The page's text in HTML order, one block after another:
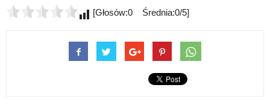
[Głosów:0 Średnia:0/5]